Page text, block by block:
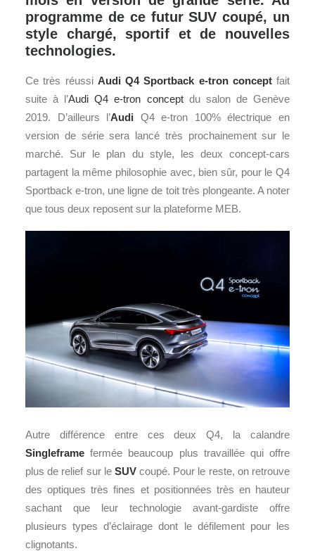
programme de ce futur SUV coupé, un
style chargé, sportif et de nouvelles
technologies.
Ce très réussi Audi Q4 Sportback e-tron conceptfait
suite à l’Audi Q4 e-tron conceptdu salon de Genève
2019. D’ailleurs l’Audi Q4 e-tron 100% électrique en
version de série sera lancé très prochainement sur le
marché. Sur le plan du style, les deux concept-cars
partagent la même philosophie avec, bien sûr, pour le Q4
Sportback e-tron, une ligne de toit très plongeante. A noter
que tous deux reposent sur la plateforme MEB.
Autre différence entre ces deux Q4, la calandre
Singleframe fermée beaucoup plus travaillée qui offre
plus de relief sur le SUVcoupé. Pour le reste, on retrouve
des optiques très fines et positionnées très en hauteur
sachant que leur technologie avant-gardiste offre
plusieurs types d’éclairage dont le défilement pour les
clignotants.